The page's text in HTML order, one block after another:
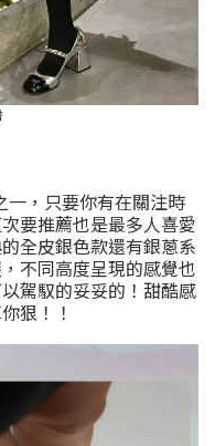
一，只要你有在關注時
要推薦也是最多人喜愛
全皮銀色款還有銀蔥系
不同高度呈現的感覺也
駕馭的妥妥的！甜酷感
狠！！